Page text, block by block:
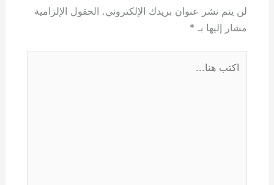
لن يتم نشر عنوان بريدك الإلكتروني. الحقول الإلزامية
مشار إليها بـ *
هنا...